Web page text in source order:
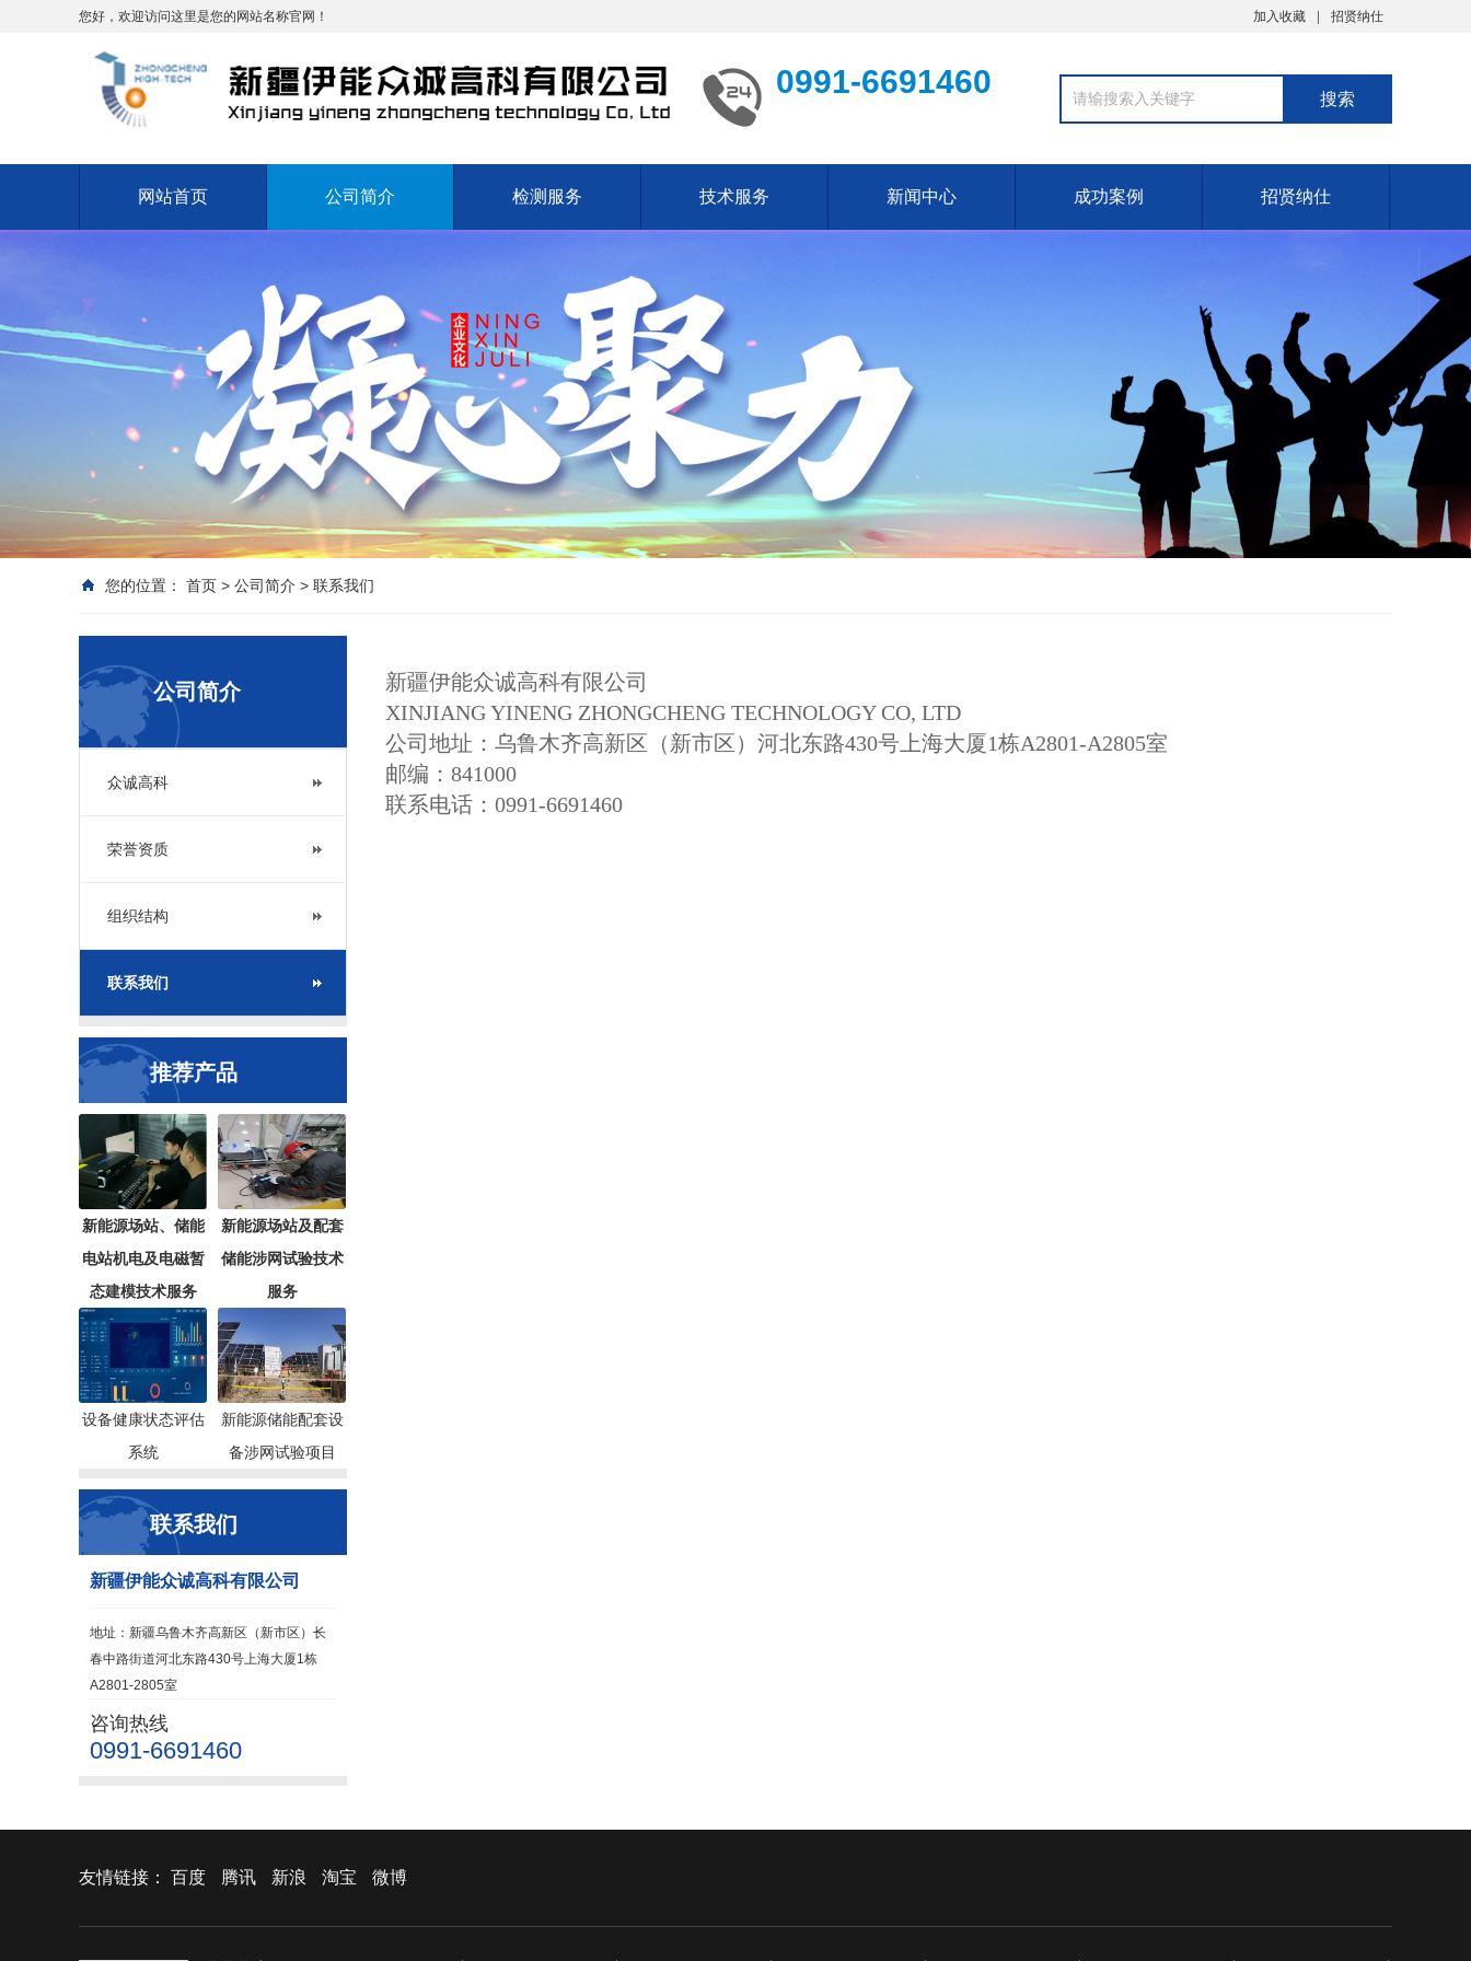
您好，欢迎访问这里是您的网站名称官网！ 加入收藏 招贤纳仕
0991-6691460
网站首页 公司简介 检测服务 技术服务 新闻中心 成功案例 招贤纳仕
您的位置： 首页 > 公司简介 > 联系我们
公司简介
众诚高科
荣誉资质
组织结构
联系我们
推荐产品
新能源场站、储能
电站机电及电磁暂
态建模技术服务
新能源场站及配套
储能涉网试验技术
服务
设备健康状态评估
系统
新能源储能配套设
备涉网试验项目
联系我们
新疆伊能众诚高科有限公司
地址：新疆乌鲁木齐高新区（新市区）长
春中路街道河北东路430号上海大厦1栋
A2801-2805室
咨询热线
0991-6691460
新疆伊能众诚高科有限公司
XINJIANG YINENG ZHONGCHENG TECHNOLOGY CO, LTD
公司地址：乌鲁木齐高新区（新市区）河北东路430号上海大厦1栋A2801-A2805室
邮编：841000
联系电话：0991-6691460
友情链接： 百度 腾讯 新浪 淘宝 微博